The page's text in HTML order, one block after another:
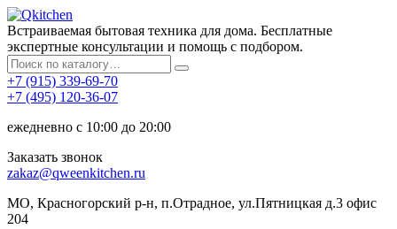
Встраиваемая бытовая техника для дома. Бесплатные
экспертные консультации и помощь с подбором.
+7 (915) 339-69-70
+7 (495) 120-36-07
ежедневно с 10:00 до 20:00
Заказать звонок
zakaz@qweenkitchen.ru
МО, Красногорский р-н, п.Отрадное, ул.Пятницкая д.3 офис
204